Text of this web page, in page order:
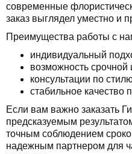
современные
заказ выглядел уместно и
Преимущества работы с
индивидуальный
возможность срочной
консультации по
стабильное качество
Если вам важно заказать
предсказуемым
точным соблюдением
надежным партнером для